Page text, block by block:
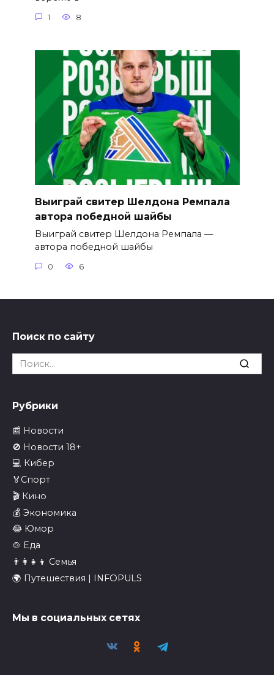
1 8
Выиграй свитер Шелдона Ремпала
автора победной шайбы
Выиграй свитер Шелдона Ремпала —
автора победной шайбы
0 6
Поиск по сайту
Search
for:
Рубрики
📰 Новости
🚫 Новости 18+
💻 Кибер
🏅Спорт
🎬 Кино
💰 Экономика
😂 Юмор
🍲 Еда
👨‍👩‍👧‍👦 Семья
🌍 Путешествия | INFOPULS
Мы в социальных сетях